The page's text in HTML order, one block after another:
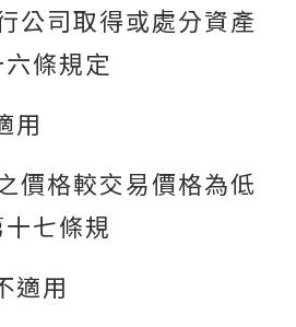
公司取得或處分資產
條規定
用
價格較交易價格為低
七條規
適用